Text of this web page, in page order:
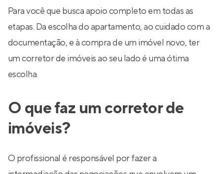
Para você que busca apoio completo em todas as
etapas. Da escolha do apartamento, ao cuidado com a
documentação, e à compra de um imóvel novo, ter
um corretor de imóveis ao seu lado é uma ótima
escolha.
O que faz um corretor de
imóveis?
O profissional é responsável por fazer a